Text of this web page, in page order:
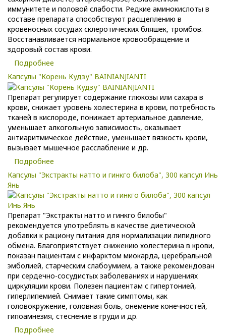
иммунитете и половой слабости. Редкие аминокислоты в
составе препарата способствуют расщеплению в
кровеносных сосудах склеротических бляшек, тромбов.
Восстанавливается нормальное кровообращение и
здоровый состав крови.
Подробнее
Капсулы "Корень Кудзу" BAINIANJIANTI
Препарат регулирует содержание глюкозы или сахара в
крови, снижает уровень холестерина в крови, потребность
тканей в кислороде, понижает артериальное давление,
уменьшает алкогольную зависимость, оказывает
антиаритмическое действие, уменьшает вязкость крови,
вызывает мышечное расслабление и др.
Подробнее
Капсулы "Экстракты натто и гинкго билоба", 300 капсул Инь
Янь
Препарат "Экстракты натто и гинкго билобы"
рекомендуется употреблять в качестве диетической
добавки к рациону питания для нормализации липидного
обмена. Благоприятствует снижению холестерина в крови,
показан пациентам с инфарктом миокарда, церебральной
эмболией, старческим слабоумием, а также рекомендован
при сердечно-сосудистых заболеваниях и нарушениях
циркуляции крови. Полезен пациентам с гипертонией,
гиперлипемией. Снимает такие симптомы, как
головокружение, головная боль, онемение конечностей,
гипоамнезия, стеснение в груди и др.
Подробнее